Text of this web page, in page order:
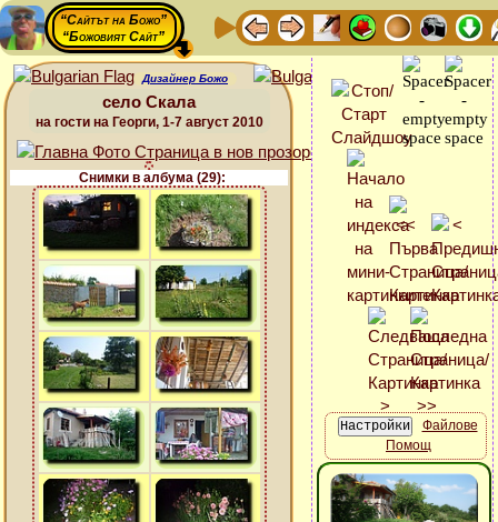
“Сайтът на Божо”
“Божовият Сайт”
Дизайнер Божо
село Скала
на гости на Георги, 1-7 август 2010
Снимки в албума (29):
Файлове
Помощ